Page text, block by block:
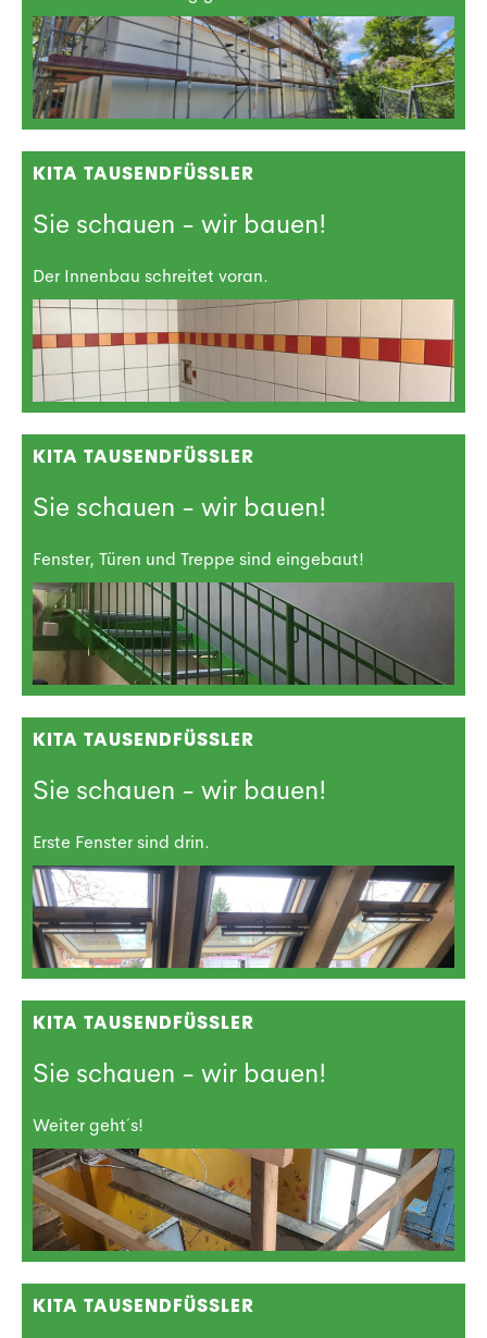
KITA TAUSENDFÜSSLER
Sie schauen - wir bauen!
Der Innenbau schreitet voran.
KITA TAUSENDFÜSSLER
Sie schauen - wir bauen!
Fenster, Türen und Treppe sind eingebaut!
KITA TAUSENDFÜSSLER
Sie schauen - wir bauen!
Erste Fenster sind drin.
KITA TAUSENDFÜSSLER
Sie schauen - wir bauen!
Weiter geht´s!
KITA TAUSENDFÜSSLER